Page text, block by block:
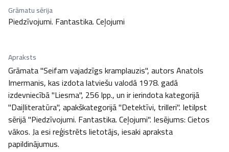
Grāmatu sērija
Piedzīvojumi. Fantastika. Ceļojumi
Apraksts
Grāmata "Seifam vajadzīgs kramplauzis", autors Anatols
Imermanis, kas izdota latviešu valodā 1978. gadā
izdevniecībā "Liesma", 256 lpp., un ir ierindota kategorijā
"Daiļliteratūra", apakškategorijā "Detektīvi, trilleri". Ietilpst
sērijā "Piedzīvojumi. Fantastika. Ceļojumi". Iesējums: Cietos
vākos. Ja esi reģistrēts lietotājs, iesaki apraksta
papildinājumus.